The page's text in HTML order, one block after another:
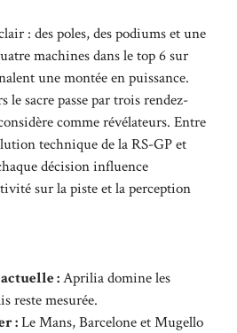
: des poles, des podiums et une
machines dans le top 6 sur
une montée en puissance.
le sacre passe par trois rendez-
comme révélateurs. Entre
technique de la RS-GP et
décision influence
sur la piste et la perception
:Aprilia domine les
reste mesurée.
:Le Mans, Barcelone et Mugello